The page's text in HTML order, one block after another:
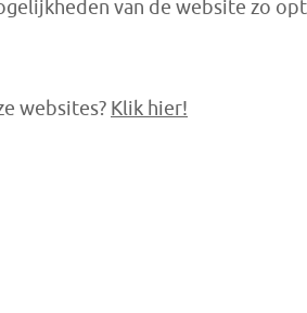
van de website zo
websites? Klik hier!